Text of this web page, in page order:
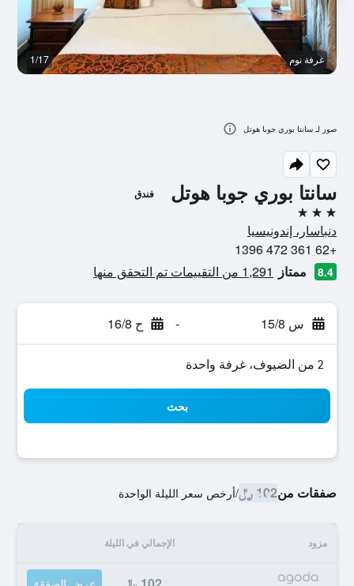
سانتا بوري جوبا هوتل فندق
3 نجوم
دنباسار، إندونيسيا
+62 361 472 1396
8.4 ممتاز 1,291 من التقييمات تم التحقق منها
س 15/8 - ح 16/8
2 من الضيوف، غرفة واحدة
بحث
صفقات من102 ﷼ /أرخص سعر الليلة الواحدة
مزود الإجمالي في الليلة
غرفة نوم 1/17
صور لـ سانتا بوري جوبا هوتل